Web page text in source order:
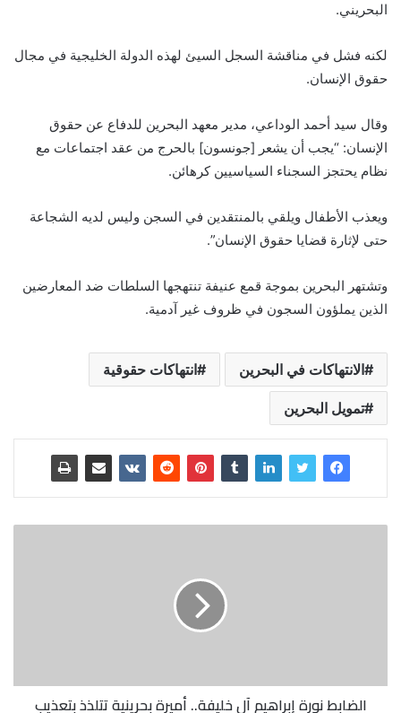
البحريني.
لكنه فشل في مناقشة السجل السيئ لهذه الدولة الخليجية في مجال
حقوق الإنسان.
وقال سيد أحمد الوداعي، مدير معهد البحرين للدفاع عن حقوق
الإنسان: “يجب أن يشعر [جونسون] بالحرج من عقد اجتماعات مع
نظام يحتجز السجناء السياسيين كرهائن.
ويعذب الأطفال ويلقي بالمنتقدين في السجن وليس لديه الشجاعة
حتى لإثارة قضايا حقوق الإنسان”.
وتشتهر البحرين بموجة قمع عنيفة تنتهجها السلطات ضد المعارضين
الذين يملؤون السجون في ظروف غير آدمية.
الانتهاكات في البحرين انتهاكات حقوقية
تمويل البحرين
الضابط نورة إبراهيم آل خليفة.. أميرة بحرينية تتلذذ بتعذيب